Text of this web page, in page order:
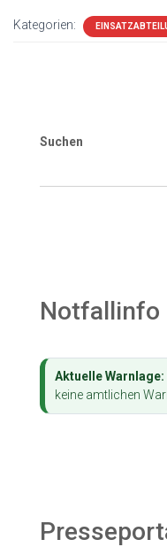
Kategorien:
Suchen
Notfallinfo
Aktuelle Warnlage:
keine amtlichen